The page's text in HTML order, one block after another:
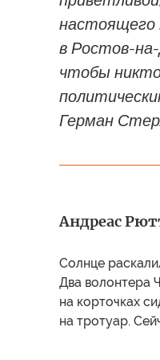
настоящего
в Ростов-
чтобы никто
Герман
Андреас
Солнце
Два волонтера
на корточках
на тротуар.